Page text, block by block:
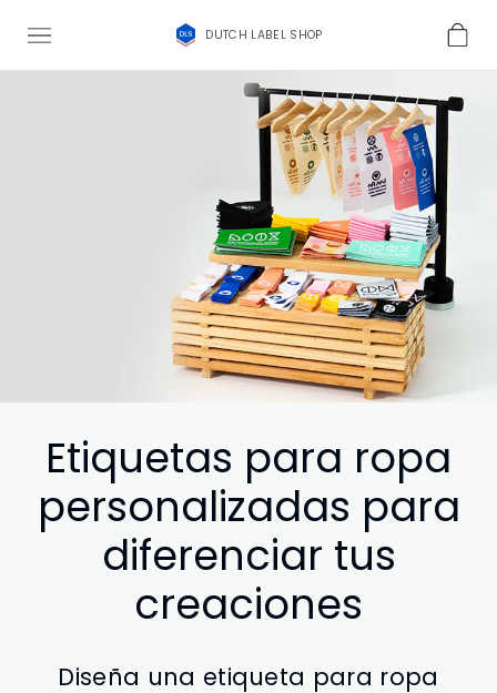
DUTCH LABEL SHOP
Etiquetas para ropa
personalizadas para
diferenciar tus
creaciones
Diseña una etiqueta para ropa